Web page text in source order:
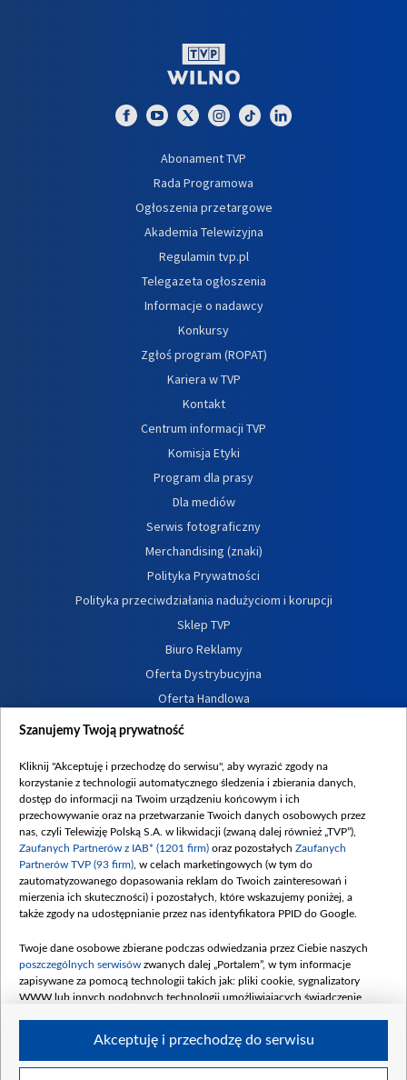
Abonament TVP
Rada Programowa
Ogłoszenia przetargowe
Akademia Telewizyjna
Regulamin tvp.pl
Telegazeta ogłoszenia
Informacje o nadawcy
Konkursy
Zgłoś program (ROPAT)
Kariera w TVP
Kontakt
Centrum informacji TVP
Komisja Etyki
Program dla prasy
Dla mediów
Serwis fotograficzny
Merchandising (znaki)
Polityka Prywatności
Polityka przeciwdziałania nadużyciom i korupcji
Sklep TVP
Biuro Reklamy
Oferta Dystrybucyjna
Oferta Handlowa
Dostępność
Procedura zgłoszeń wewnętrznych
Szanujemy Twoją prywatność
Kliknij "Akceptuję i przechodzę do serwisu", aby wyrazić zgody na
korzystanie z technologii automatycznego śledzenia i zbierania danych,
dostęp do informacji na Twoim urządzeniu końcowym i ich
przechowywanie oraz na przetwarzanie Twoich danych osobowych przez
nas, czyli Telewizję Polską S.A. w likwidacji (zwaną dalej również „TVP”),
Zaufanych Partnerów z IAB* (1201 firm) oraz pozostałych Zaufanych
Partnerów TVP (93 firm) , w celach marketingowych (w tym do
zautomatyzowanego dopasowania reklam do Twoich zainteresowań i
mierzenia ich skuteczności) i pozostałych, które wskazujemy poniżej, a
także zgody na udostępnianie przez nas identyfikatora PPID do Google.
Twoje dane osobowe zbierane podczas odwiedzania przez Ciebie naszych
poszczególnych serwisów zwanych dalej „Portalem”, w tym informacje
zapisywane za pomocą technologii takich jak: pliki cookie, sygnalizatory
WWW lub innych podobnych technologii umożliwiających świadczenie
Akceptuję i przechodzę do serwisu